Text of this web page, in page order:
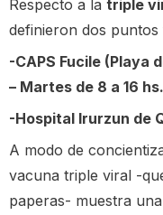
Respecto a la triple
definieron dos puntos
-CAPS Fucile (Playa
– Martes de 8 a 16 hs.
-Hospital Irurzun de
A modo de
vacuna triple viral -
paperas- muestra